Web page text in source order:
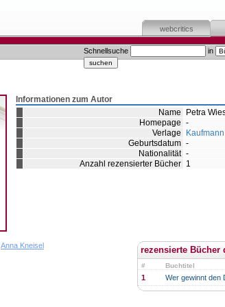
webcritics
Schnellsuche in
Informationen zum Autor
Name
Petra
Homepage -
Verlage
Kaufmann
Geburtsdatum -
Nationalität -
Anzahl rezensierter Bücher 1
rezensierte Bücher
# Buchtitel
1 Wer gewinnt den
Anna Kneisel